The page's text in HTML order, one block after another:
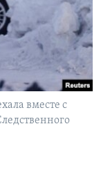
вместе с